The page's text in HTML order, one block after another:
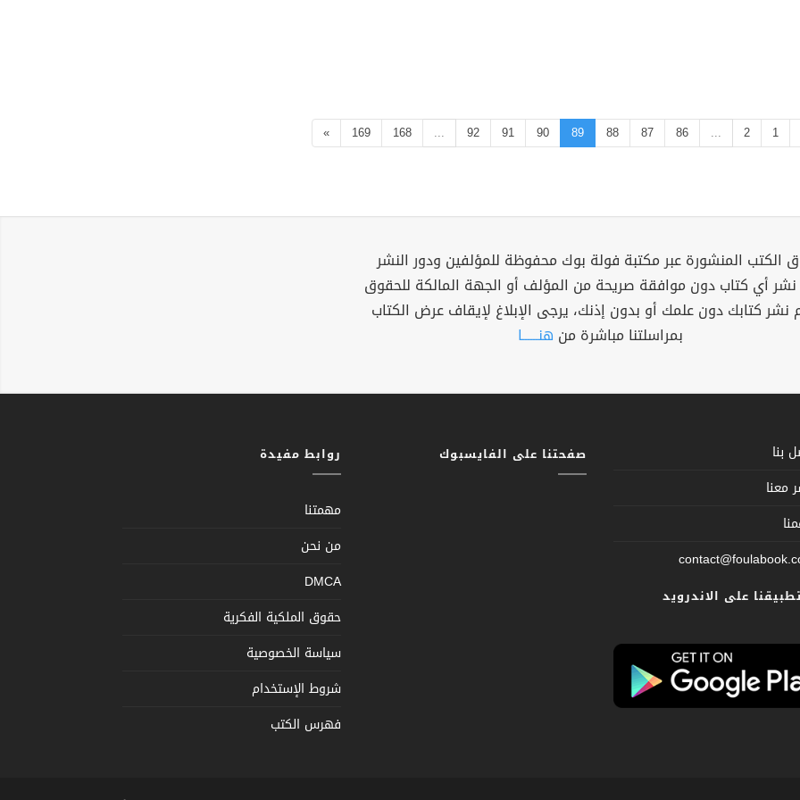
1
2
...
86
87
88
89
90
91
92
...
168
169
»
الكتب المنشورة عبر مكتبة فولة بوك محفوظة للمؤلفين ودور النشر
نشر أي كتاب دون موافقة صريحة من المؤلف أو الجهة المالكة للحقوق
نشر كتابك دون علمك أو بدون إذنك، يرجى الإبلاغ لإيقاف عرض الكتاب
بمراسلتنا مباشرة من هنــــــا
بنا
معنا
على الاندرويد
صفحتنا على الفايسبوك روابط مفيدة
مهمتنا
من نحن
DMCA
حقوق الملكية الفكرية
سياسة الخصوصية
شروط الإستخدام
فهرس الكتب